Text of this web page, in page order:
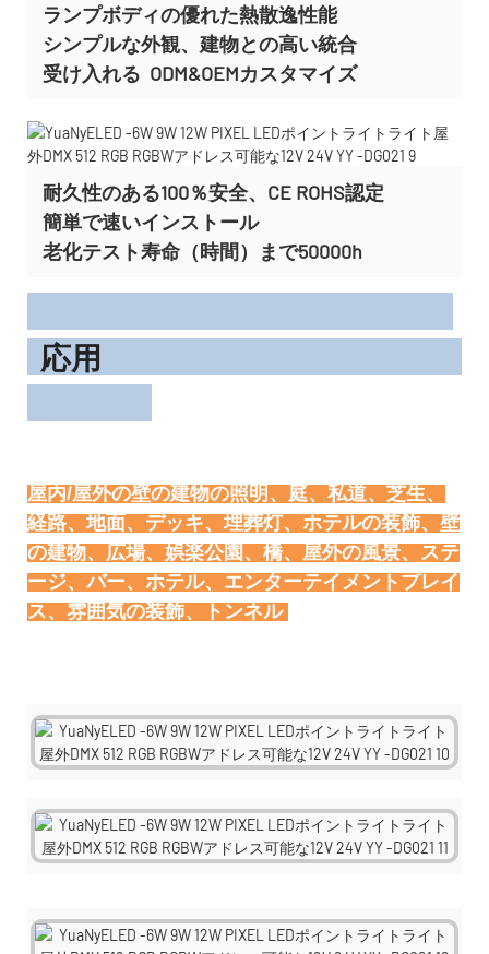
ランプボディの優れた熱散逸性能
シンプルな外観、建物との高い統合
受け入れる ODM&OEMカスタマイズ
耐久性のある100％安全、CE ROHS認定
簡単で速いインストール
老化テスト寿命（時間）まで50000h
応用
屋内/屋外の壁の建物の照明、庭、私道、芝生、
経路、地面、デッキ、埋葬灯、ホテルの装飾、壁
の建物、広場、娯楽公園、橋、屋外の風景、ステ
ージ、バー、ホテル、エンターテイメントプレイ